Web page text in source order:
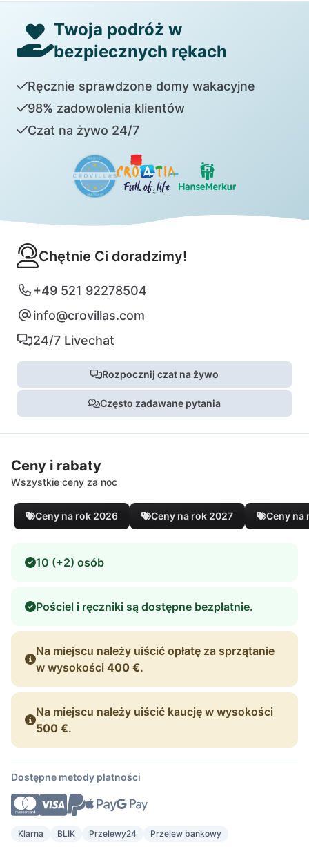
Twoja podróż w
bezpiecznych rękach
Ręcznie sprawdzone domy wakacyjne
98% zadowolenia klientów
Czat na żywo 24/7
Chętnie Ci doradzimy!
+49 521 92278504
info@crovillas.com
24/7 Livechat
Rozpocznij czat na żywo
Często zadawane pytania
Ceny i rabaty
Wszystkie ceny za noc
Ceny na rok 2026 Ceny na rok 2027 Ceny na
10 (+2) osób
Pościel i ręczniki są dostępne bezpłatnie.
Na miejscu należy uiścić opłatę za sprzątanie
w wysokości 400 €.
Na miejscu należy uiścić kaucję w wysokości
500 €.
Dostępne metody płatności
Klarna BLIK Przelewy24 Przelew bankowy